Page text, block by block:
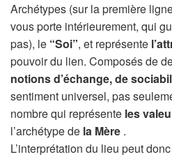
Archétypes (sur la première
vous porte intérieurement, qui
pas), le “Soi”, et représente
pouvoir du lien. Composés de
notions d’échange, de
sentiment universel, pas
nombre qui représente les
l’archétype de la Mère .
L’interprétation du lieu peut